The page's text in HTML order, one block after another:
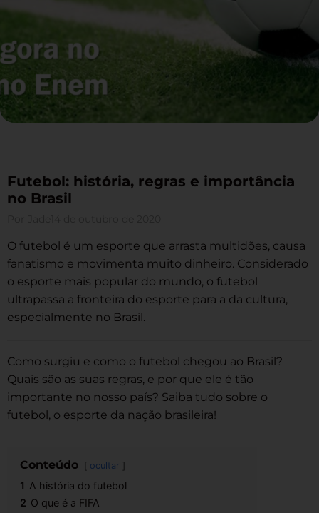
Futebol: história, regras e importância
no Brasil
O futebol é um esporte que arrasta multidões, causa
fanatismo e movimenta muito dinheiro. Considerado
o esporte mais popular do mundo, o futebol
ultrapassa a fronteira do esporte para a da cultura,
especialmente no Brasil.
Como surgiu e como o futebol chegou ao Brasil?
Quais são as suas regras, e por que ele é tão
importante no nosso país? Saiba tudo sobre o
futebol, o esporte da nação brasileira!
Conteúdo ocultar
1 A história do futebol
2 O que é a FIFA